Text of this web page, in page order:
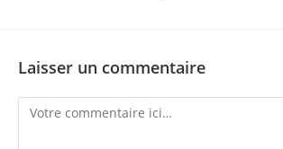
Laisser un commentaire